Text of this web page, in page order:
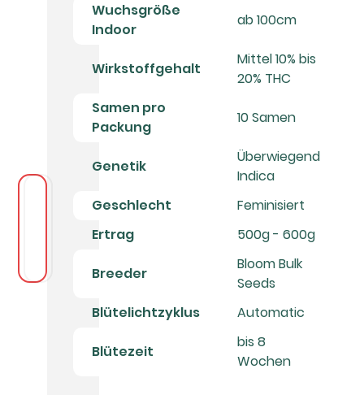
Wuchsgröße
Indoor
ab 100cm
Wirkstoffgehalt
Mittel 10% bis
20% THC
Samen pro
Packung
10 Samen
Genetik
Überwiegend
Indica
Geschlecht
Feminisiert
Ertrag
500g - 600g
Breeder
Bloom Bulk
Seeds
Blütelichtzyklus
Automatic
Blütezeit
bis 8
Wochen